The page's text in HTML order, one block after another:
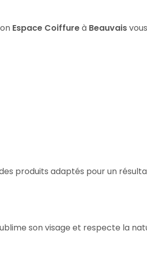
Espace Coiffureà Beauvaisvous
produits adaptés pour un
son visage et respecte la